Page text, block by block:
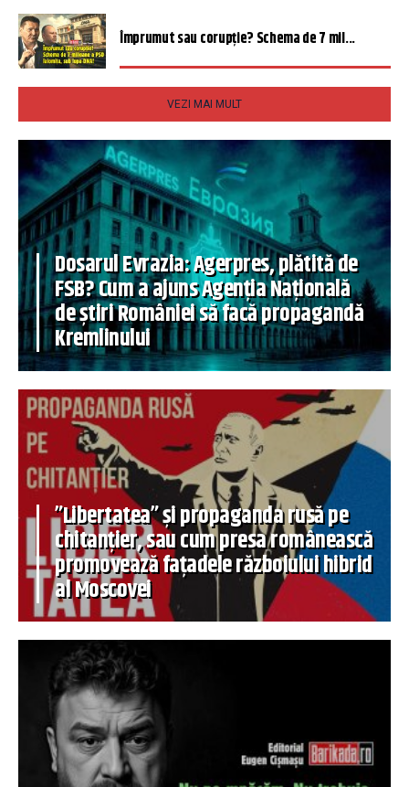
Împrumut sau corupție? Schema de 7 mil...
VEZI MAI MULT
Dosarul Evrazia: Agerpres, plătită de
FSB? Cum a ajuns Agenția Națională
de știri României să facă propagandă
Kremlinului
”Libertatea” și propaganda rusă pe
chitanțier, sau cum presa românească
promovează fațadele războiului hibrid
al Moscovei